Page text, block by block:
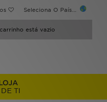
Seleciona O País...
está vazio
TI